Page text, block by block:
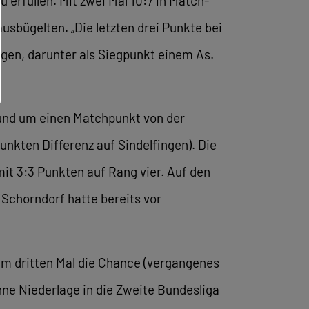
„Die letzten drei Punkte bei
darunter als Siegpunkt einem As.
um einen Matchpunkt von der
Differenz auf Sindelfingen). Die
3:3 Punkten auf Rang vier. Auf den
hatte bereits vor
dritten Mal die Chance (vergangenes
Niederlage in die Zweite Bundesliga